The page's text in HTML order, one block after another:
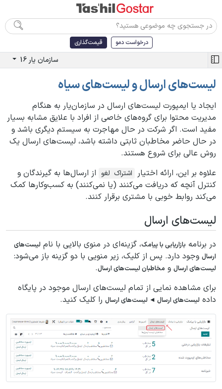
درخواست دمو قیمت‌گذاری
سازمان یار 16
لیست‌های ارسال و لیست‌های سیاه
ایجاد یا ایمپورت لیست‌های ارسال در سازمان‌یار به هنگام
مدیریت محتوا برای گروه‌های خاصی از افراد با علایق مشابه بسیار
مفید است. اگر شرکت در حال مهاجرت به سیستم دیگری باشد و
در حال حاضر مخاطبان ثابتی داشته باشد، لیست‌های ارسال یک
روش عالی برای شروع هستند.
علاوه بر این، ارائه اختیار
لغو اشتراک
از ارسال‌ها به گیرندگان و
کنترل آنچه که دریافت می‌کنند (یا نمی‌کنند) به کسب‌وکارها کمک
می‌کند روابط خوبی با مشتری برقرار کنند.
لیست‌های ارسال
در برنامه بازاریابی با پیامک، گزینه‌ای در منوی بالایی با نام لیست‌های
ارسال وجود دارد. پس از کلیک، زیر منویی با دو گزینه باز می‌شود:
لیست‌های ارسال و مخاطبان لیست‌های ارسال.
برای مشاهده نمایی از تمام لیست‌های ارسال موجود در پایگاه
داده لیست‌های ارسال ◄ لیست‌های ارسال را کلیک کنید.